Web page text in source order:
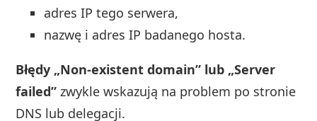
adres IP tego serwera,
nazwę i adres IP badanego hosta.
Błędy „Non-existent domain” lub „Server
failed” zwykle wskazują na problem po stronie
DNS lub delegacji.